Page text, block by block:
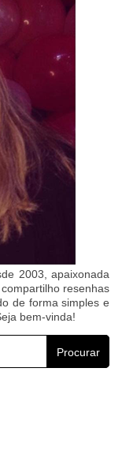
2003, apaixonada
resenhas
de forma simples e
bem-vinda!
Procurar